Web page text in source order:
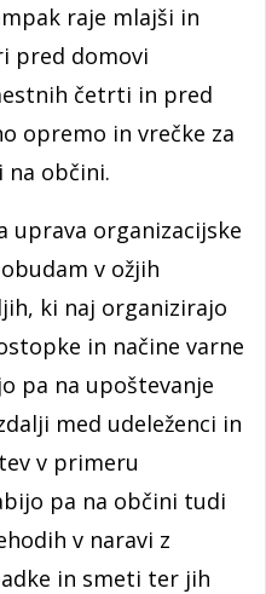
raje mlajši in
pred domovi
četrti in pred
opremo in vrečke za
občini.
uprava organizacijske
v ožjih
ki naj organizirajo
in načine varne
pa na upoštevanje
med udeleženci in
v primeru
pa na občini tudi
v naravi z
in smeti ter jih